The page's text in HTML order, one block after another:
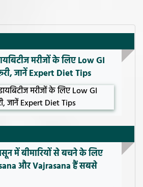
मरीजों के लिए Low GI
जानें Expert Diet Tips
में बीमारियों से बचने के लिए
और Vajrasana हैं सबसे